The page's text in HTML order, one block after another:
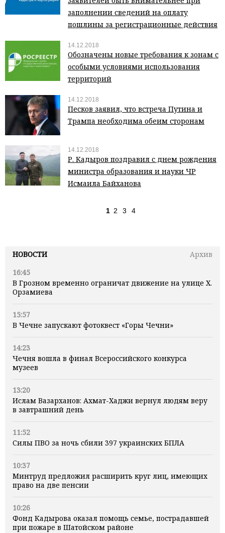
НОВОСТИ
Архив
16:45
В Грозном временно ограничат движение на улице Х.
Орзамиева
15:57
В Чечне запускают фотоквест «Горы Чечни»
14:23
Чечня вошла в финал Всероссийского конкурса
музеев
13:20
Ислам Вазарханов: Ахмат-Хаджи вернул людям веру
в завтрашний день
11:52
Силы ПВО за ночь сбили 397 украинских БПЛА
10:37
Минтруд предложил расширить круг лиц, имеющих
право на две пенсии
10:26
Фонд Кадырова оказал помощь семье, пострадавшей
при пожаре в Шатойском районе
заполнении сведений на оплату
пошлины за регистрационные действия
14.12.2018
Обозначены новые требования к зонам с
особыми условиями использования
территорий
14.12.2018
Песков заявил, что встреча Путина и
Трампа необходима обеим сторонам
14.12.2018
Р. Кадыров поздравил с днем рождения
министра образования и науки ЧР
Исмаила Байханова
1 2 3 4